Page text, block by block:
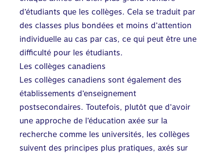
d’étudiants que les collèges. Cela se traduit par
des classes plus bondées et moins d’attention
individuelle au cas par cas, ce qui peut être une
difficulté pour les étudiants.
Les collèges canadiens
Les collèges canadiens sont également des
établissements d’enseignement
postsecondaires. Toutefois, plutôt que d’avoir
une approche de l’éducation axée sur la
recherche comme les universités, les collèges
suivent des principes plus pratiques, axés sur